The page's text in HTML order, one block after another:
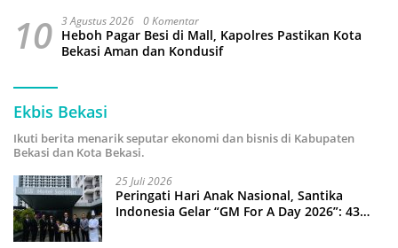
10 3 Agustus 2026 0 Komentar
Heboh Pagar Besi di Mall, Kapolres Pastikan Kota
Bekasi Aman dan Kondusif
Ekbis Bekasi
Ikuti berita menarik seputar ekonomi dan bisnis di Kabupaten
Bekasi dan Kota Bekasi.
25 Juli 2026
Peringati Hari Anak Nasional, Santika
Indonesia Gelar “GM For A Day 2026”: 43